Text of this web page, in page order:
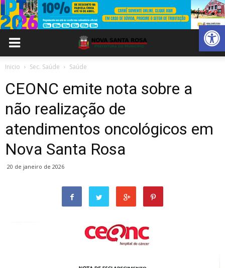
Abrir
Inicio Sec. Saúde Saúde
CEONC emite nota sobre a
não realização de
atendimentos oncológicos em
Nova Santa Rosa
20 de janeiro de 2026